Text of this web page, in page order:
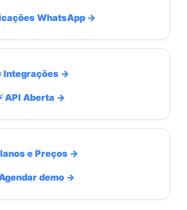
WhatsApp →
Integrações →
API Aberta →
e Preços →
demo →